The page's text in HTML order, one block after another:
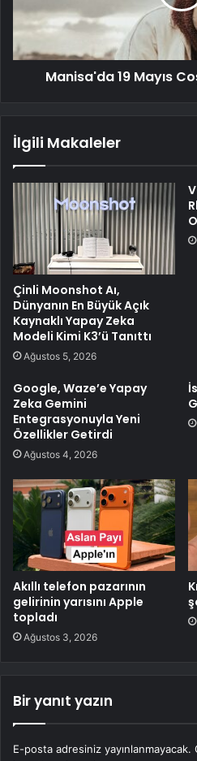
Manisa'da 19 Mayıs
İlgili Makaleler
Çinli Moonshot Aı,
Dünyanın En Büyük Açık
Kaynaklı Yapay Zeka
Modeli Kimi K3’ü Tanıttı
Ağustos 5, 2026
Google, Waze’e Yapay
Zeka Gemini
Entegrasyonuyla Yeni
Özellikler Getirdi
Ağustos 4, 2026
Akıllı telefon pazarının
gelirinin yarısını Apple
topladı
Ağustos 3, 2026
Bir yanıt yazın
E-posta adresiniz yayınlanmayacak.